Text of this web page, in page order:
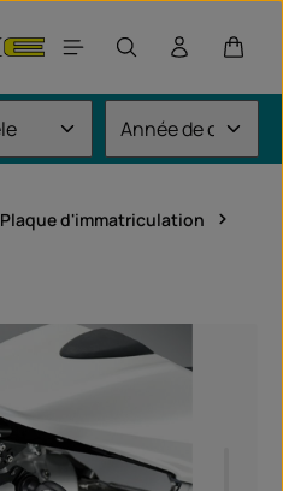
Le
Plaque d'immatriculation